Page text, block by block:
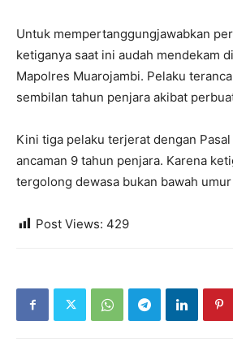
Untuk mempertanggungjawabkan
ketiganya saat ini audah mendekam
Mapolres Muarojambi. Pelaku
sembilan tahun penjara akibat
Kini tiga pelaku terjerat dengan
ancaman 9 tahun penjara. Karena
tergolong dewasa bukan bawah umur
Post Views: 429